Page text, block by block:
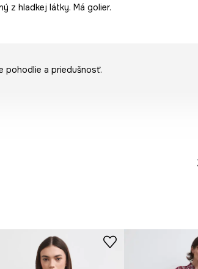
z hladkej látky. Má golier.
pohodlie a priedušnosť.